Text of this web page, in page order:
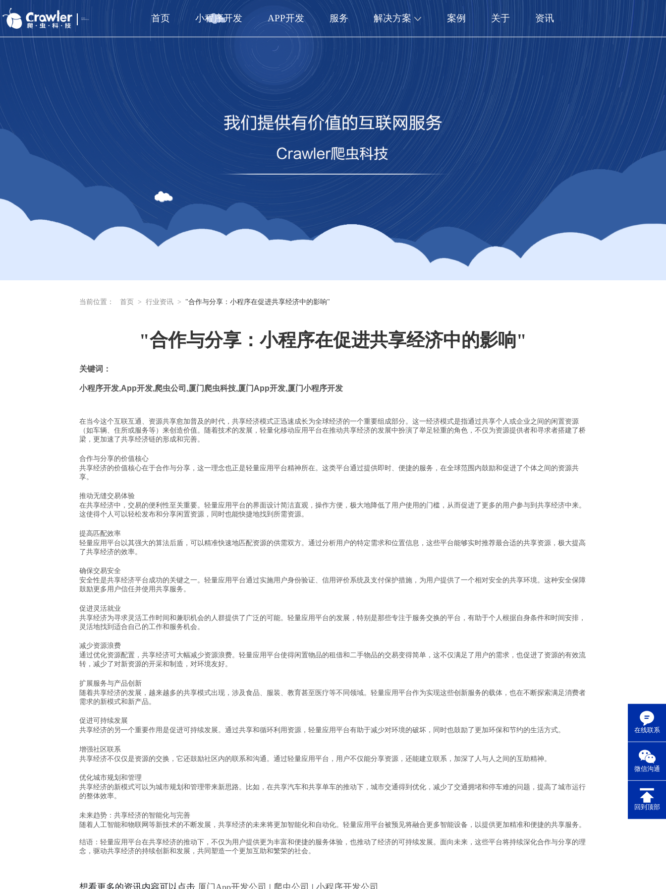
首页 小程序开发 APP开发 服务 解决方案 案例 关于 资讯
在线联系
微信沟通
回到顶部
当前位置： 首页 > 行业资讯 > "合作与分享：小程序在促进共享经济中的影响"
"合作与分享：小程序在促进共享经济中的影响"
关键词：
小程序开发,App开发,爬虫公司 ,厦门爬虫科技,厦门 App开发,厦门小程序开发
在当今这个互联互通、资源共享愈加普及的时代，共享经济模式正迅速成长为全球经济的一个重要组成部分。这一经济模式是指通过共享个人或企业之间的闲置资源
（如车辆、住所或服务等）来创造价值。随着技术的发展，轻量化移动应用平台在推动共享经济的发展中扮演了举足轻重的角色，不仅为资源提供者和寻求者搭建了桥
梁，更加速了共享经济链的形成和完善。
合作与分享的价值核心
共享经济的价值核心在于合作与分享，这一理念也正是轻量应用平台精神所在。这类平台通过提供即时、便捷的服务，在全球范围内鼓励和促进了个体之间的资源共
享。
推动无缝交易体验
在共享经济中，交易的便利性至关重要。轻量应用平台的界面设计简洁直观，操作方便，极大地降低了用户使用的门槛，从而促进了更多的用户参与到共享经济中来。
这使得个人可以轻松发布和分享闲置资源，同时也能快捷地找到所需资源。
提高匹配效率
轻量应用平台以其强大的算法后盾，可以精准快速地匹配资源的供需双方。通过分析用户的特定需求和位置信息，这些平台能够实时推荐最合适的共享资源，极大提高
了共享经济的效率。
确保交易安全
安全性是共享经济平台成功的关键之一。轻量应用平台通过实施用户身份验证、信用评价系统及支付保护措施，为用户提供了一个相对安全的共享环境。这种安全保障
鼓励更多用户信任并使用共享服务。
促进灵活就业
共享经济为寻求灵活工作时间和兼职机会的人群提供了广泛的可能。轻量应用平台的发展，特别是那些专注于服务交换的平台，有助于个人根据自身条件和时间安排，
灵活地找到适合自己的工作和服务机会。
减少资源浪费
通过优化资源配置，共享经济可大幅减少资源浪费。轻量应用平台使得闲置物品的租借和二手物品的交易变得简单，这不仅满足了用户的需求，也促进了资源的有效流
转，减少了对新资源的开采和制造，对环境友好。
扩展服务与产品创新
随着共享经济的发展，越来越多的共享模式出现，涉及食品、服装、教育甚至医疗等不同领域。轻量应用平台作为实现这些创新服务的载体，也在不断探索满足消费者
需求的新模式和新产品。
促进可持续发展
共享经济的另一个重要作用是促进可持续发展。通过共享和循环利用资源，轻量应用平台有助于减少对环境的破坏，同时也鼓励了更加环保和节约的生活方式。
增强社区联系
共享经济不仅仅是资源的交换，它还鼓励社区内的联系和沟通。通过轻量应用平台，用户不仅能分享资源，还能建立联系，加深了人与人之间的互助精神。
优化城市规划和管理
共享经济的新模式可以为城市规划和管理带来新思路。比如，在共享汽车和共享单车的推动下，城市交通得到优化，减少了交通拥堵和停车难的问题，提高了城市运行
的整体效率。
未来趋势：共享经济的智能化与完善
随着人工智能和物联网等新技术的不断发展，共享经济的未来将更加智能化和自动化。轻量应用平台被预见将融合更多智能设备，以提供更加精准和便捷的共享服务。
结语：轻量应用平台在共享经济的推动下，不仅为用户提供更为丰富和便捷的服务体验，也推动了经济的可持续发展。面向未来，这些平台将持续深化合作与分享的理
念，驱动共享经济的持续创新和发展，共同塑造一个更加互助和繁荣的社会。